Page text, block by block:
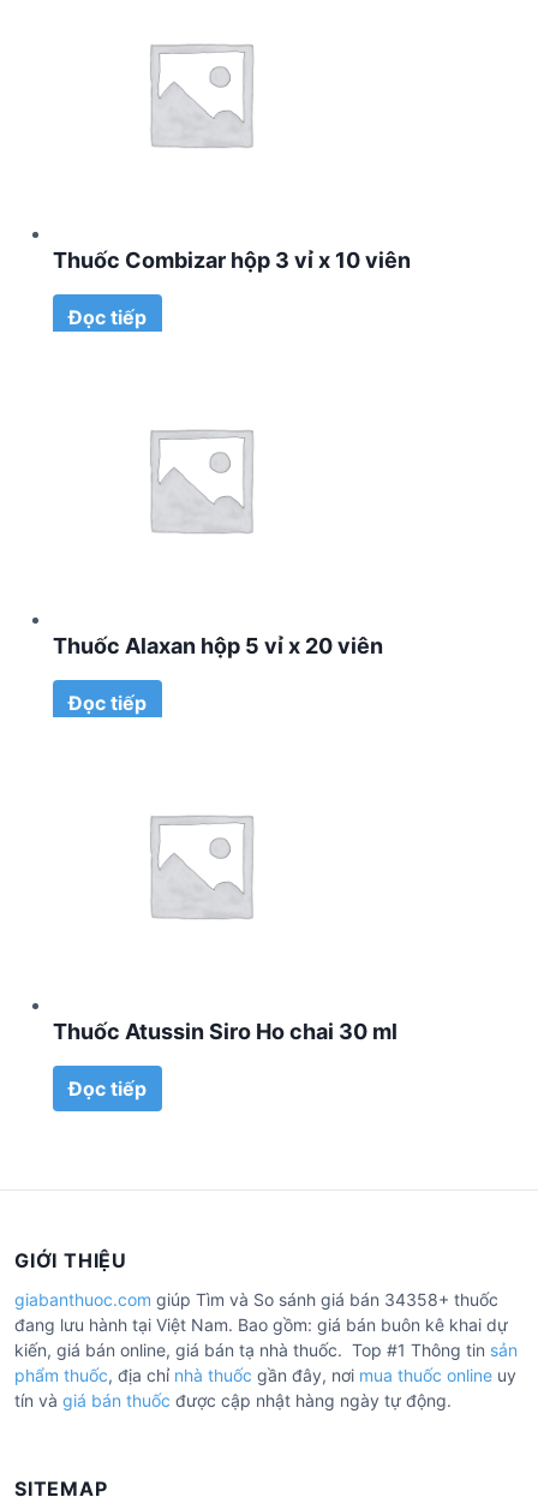
Thuốc Combizar hộp 3 vỉ x 10 viên
Đọc tiếp
Thuốc Alaxan hộp 5 vỉ x 20 viên
Đọc tiếp
Thuốc Atussin Siro Ho chai 30 ml
Đọc tiếp
GIỚI THIỆU
giabanthuoc.com giúp Tìm và So sánh giá bán 34358+ thuốc
đang lưu hành tại Việt Nam. Bao gồm: giá bán buôn kê khai dự
kiến, giá bán online, giá bán tạ nhà thuốc. Top #1 Thông tin sản
phẩm thuốc, địa chỉ nhà thuốc gần đây, nơi mua thuốc online uy
tín và giá bán thuốc được cập nhật hàng ngày tự động.
SITEMAP